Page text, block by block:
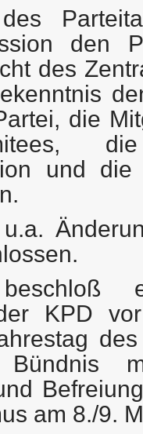
den
des
die
und
KPD
Bündnis
am 8./9.